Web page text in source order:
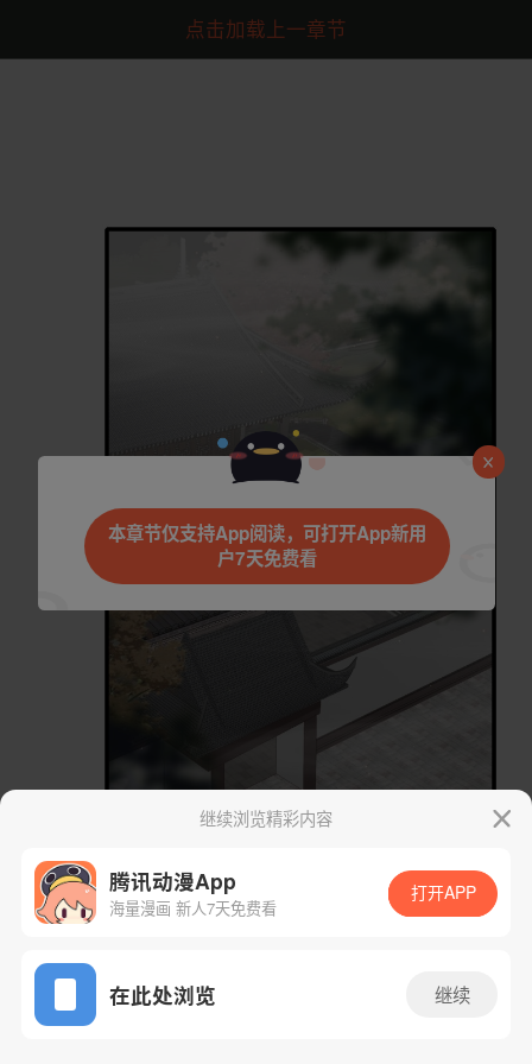
点击加载上一章节
App免费看
下一话
继续浏览精彩内容
腾讯动漫App
海量漫画 新人7天免费看
打开APP
在此处浏览 继续
本章节仅支持App阅读，可打开App新用
户7天免费看
是否前往腾漫App继续阅读
立即前往